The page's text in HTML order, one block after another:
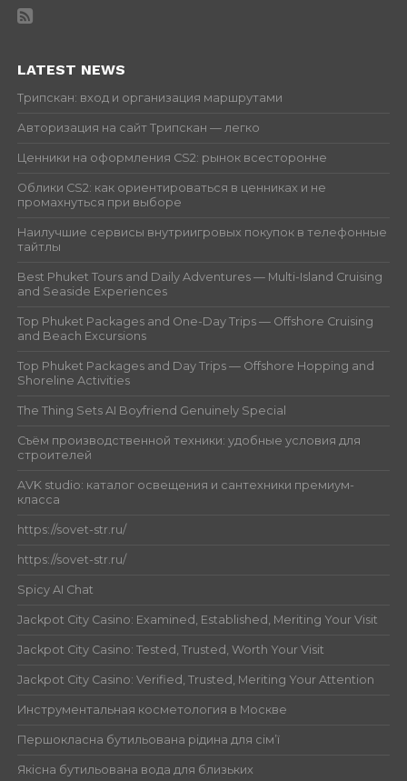
LATEST NEWS
Трипскан: вход и организация маршрутами
Авторизация на сайт Трипскан — легко
Ценники на оформления CS2: рынок всесторонне
Облики CS2: как ориентироваться в ценниках и не
промахнуться при выборе
Наилучшие сервисы внутриигровых покупок в телефонные
тайтлы
Best Phuket Tours and Daily Adventures — Multi-Island Cruising
and Seaside Experiences
Top Phuket Packages and One-Day Trips — Offshore Cruising
and Beach Excursions
Top Phuket Packages and Day Trips — Offshore Hopping and
Shoreline Activities
The Thing Sets AI Boyfriend Genuinely Special
Съём производственной техники: удобные условия для
строителей
AVK studio: каталог освещения и сантехники премиум-
класса
https://sovet-str.ru/
https://sovet-str.ru/
Spicy AI Chat
Jackpot City Casino: Examined, Established, Meriting Your Visit
Jackpot City Casino: Tested, Trusted, Worth Your Visit
Jackpot City Casino: Verified, Trusted, Meriting Your Attention
Инструментальная косметология в Москве
Першокласна бутильована рідина для сім’ї
Якісна бутильована вода для близьких